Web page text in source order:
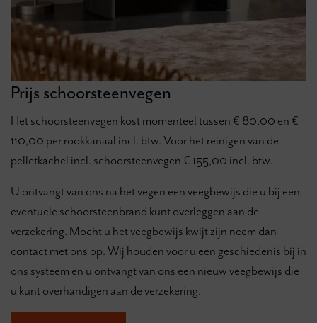
Prijs schoorsteenvegen
Het schoorsteenvegen kost momenteel tussen € 80,00 en €
110,00 per rookkanaal incl. btw. Voor het reinigen van de
pelletkachel incl. schoorsteenvegen € 155,00 incl. btw.
U ontvangt van ons na het vegen een veegbewijs die u bij een
eventuele schoorsteenbrand kunt overleggen aan de
verzekering. Mocht u het veegbewijs kwijt zijn neem dan
contact met ons op. Wij houden voor u een geschiedenis bij in
ons systeem en u ontvangt van ons een nieuw veegbewijs die
u kunt overhandigen aan de verzekering.